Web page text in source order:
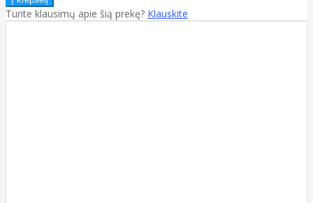
Turite klausimų apie šią prekę? Klauskite